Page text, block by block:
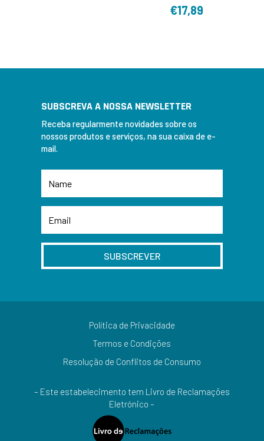
€17,89
SUBSCREVA A NOSSA NEWSLETTER
Receba regularmente novidades sobre os
nossos produtos e serviços, na sua caixa de e-
mail.
SUBSCREVER
Política de Privacidade
Termos e Condições
Resolução de Conflitos de Consumo
– Este estabelecimento tem Livro de Reclamações
Eletrónico –